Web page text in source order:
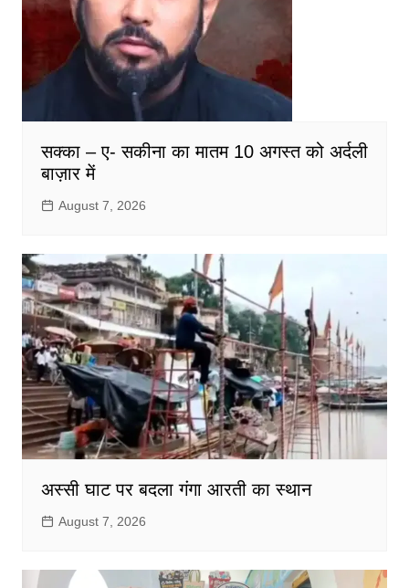
सक्का – ए- सकीना का मातम 10 अगस्त को अर्दली
बाज़ार में
August 7, 2026
अस्सी घाट पर बदला गंगा आरती का स्थान
August 7, 2026